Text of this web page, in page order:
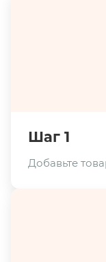
Шаг 1
Добавьте